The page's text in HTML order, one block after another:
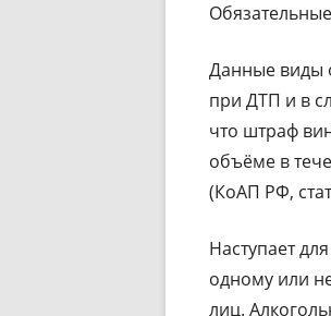
Данные виды
при ДТП и в
что штраф
объёме в
(КоАП РФ,
Наступает
одному или
лиц.